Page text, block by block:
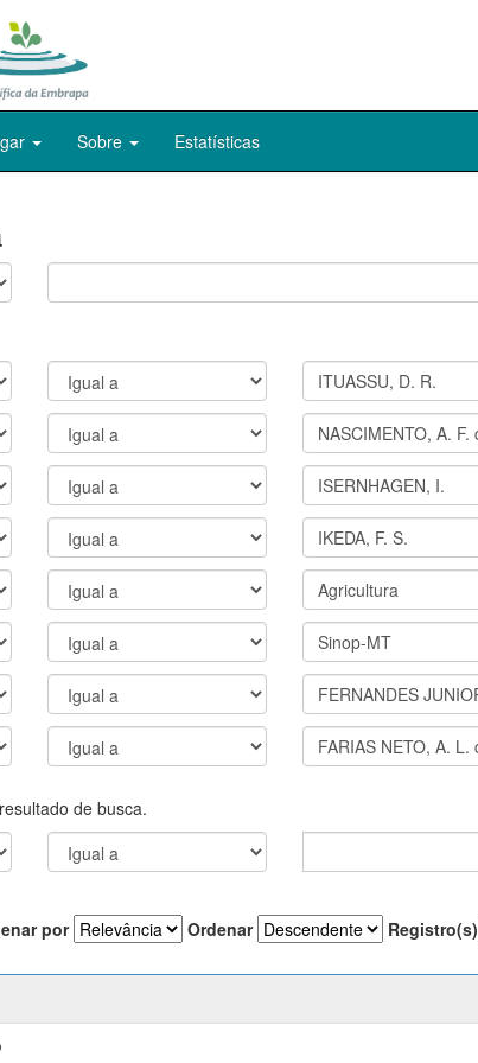
Sobre Estatísticas
de busca.
por Ordenar Registro(s)